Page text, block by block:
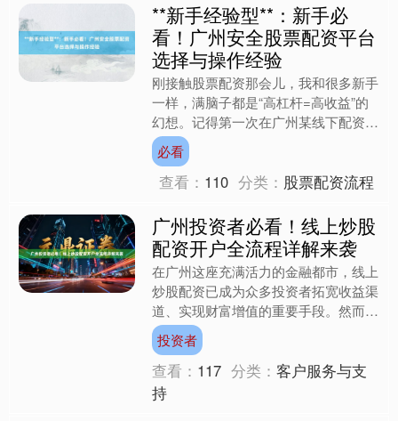
**新手经验型**：新手必
看！广州安全股票配资平台
选择与操作经验
刚接触股票配资那会儿，我和很多新手
一样，满脑子都是“高杠杆=高收益”的
幻想。记得第一次在广州某线下配资公
司开户时，业务员拍着胸脯保证“保本
保息”，结果三个月后平....
必看
查看： 110 分类： 股票配资流程
广州投资者必看！线上炒股
配资开户全流程详解来袭
在广州这座充满活力的金融都市，线上
炒股配资已成为众多投资者拓宽收益渠
道、实现财富增值的重要手段。然而，
对于许多初涉股市或对配资业务尚不熟
悉的投资者而言，如何安全....
投资者
查看： 117 分类：客户服务与支
持